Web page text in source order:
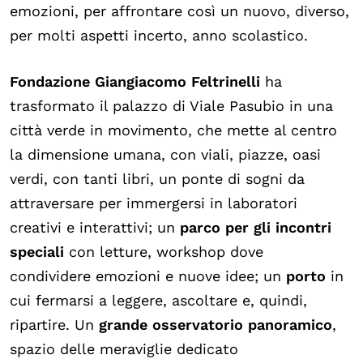
emozioni, per affrontare così un nuovo, diverso,
per molti aspetti incerto, anno scolastico.
Fondazione Giangiacomo Feltrinelli ha
trasformato il palazzo di Viale Pasubio in una
città verde in movimento, che mette al centro
la dimensione umana, con viali, piazze, oasi
verdi, con tanti libri, un ponte di sogni da
attraversare per immergersi in laboratori
creativi e interattivi; un parco per gli incontri
speciali con letture, workshop dove
condividere emozioni e nuove idee; un porto in
cui fermarsi a leggere, ascoltare e, quindi,
ripartire. Un grande osservatorio panoramico,
spazio delle meraviglie dedicato